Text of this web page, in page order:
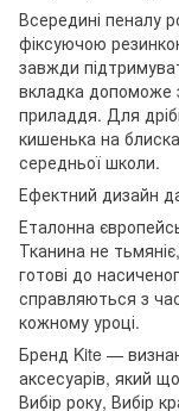
Всередині пеналу
фіксуючою
завжди
вкладка допоможе
приладдя. Для
кишенька на
середньої школи.
Ефектний дизайн
Еталонна
Тканина не
готові до
справляються з
кожному уроці.
Бренд Kite —
аксесуарів, який
Вибір року, Вибір